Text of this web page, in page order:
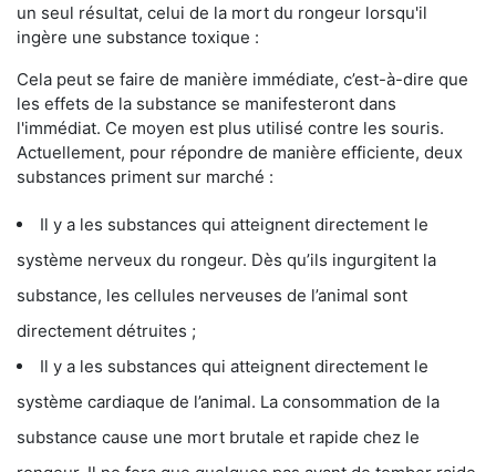
un seul résultat, celui de la mort du rongeur lorsqu'il
ingère une substance toxique :
Cela peut se faire de manière immédiate, c’est-à-dire que
les effets de la substance se manifesteront dans
l'immédiat. Ce moyen est plus utilisé contre les souris.
Actuellement, pour répondre de manière efficiente, deux
substances priment sur marché :
Il y a les substances qui atteignent directement le
système nerveux du rongeur. Dès qu’ils ingurgitent la
substance, les cellules nerveuses de l’animal sont
directement détruites ;
Il y a les substances qui atteignent directement le
système cardiaque de l’animal. La consommation de la
substance cause une mort brutale et rapide chez le